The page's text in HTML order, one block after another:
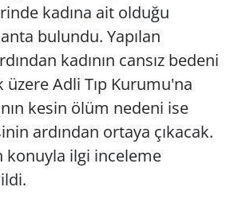
kadına ait olduğu
bulundu. Yapılan
kadının cansız bedeni
üzere Adli Tıp Kurumu'na
kesin ölüm nedeni ise
ardından ortaya çıkacak.
konuyla ilgi inceleme